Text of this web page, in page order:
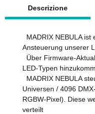
Descrizione
MADRIX NEBULA
Ansteuerung unserer
Über Firmware-
LED-Typen
MADRIX NEBULA
Universen / 4096
RGBW-Pixel). Diese
verteilt